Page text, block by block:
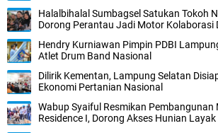
Halalbihalal Sumbagsel Satukan Tokoh
Dorong Perantau Jadi Motor Kolaborasi
Hendry Kurniawan Pimpin PDBI
Atlet Drum Band Nasional
Dilirik Kementan, Lampung Selatan
Ekonomi Pertanian Nasional
Wabup Syaiful Resmikan Pembangunan
Residence I, Dorong Akses Hunian Layak